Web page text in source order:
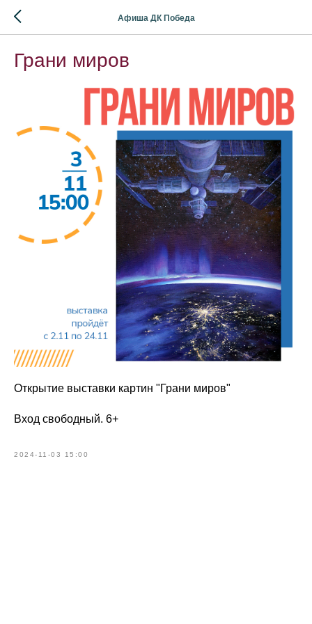
Афиша ДК Победа
Грани миров
Открытие выставки картин "Грани миров"
Вход свободный. 6+
2024-11-03 15:00